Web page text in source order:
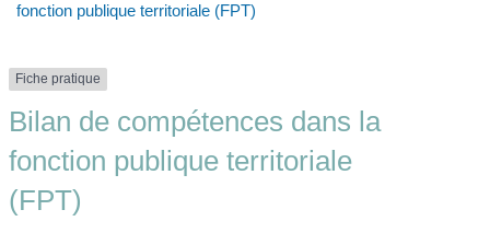
fonction publique territoriale (FPT)
Fiche pratique
Bilan de compétences dans la
fonction publique territoriale
(FPT)